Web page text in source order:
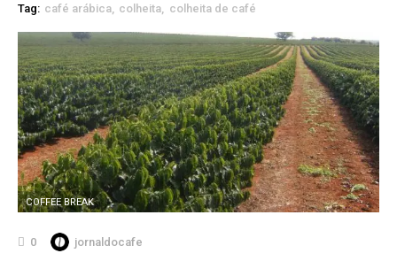
Tag: café arábica colheita colheita de café
COFFEE BREAK
0 jornaldocafe